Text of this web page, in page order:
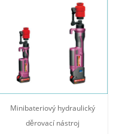
Minibateriový hydraulický
děrovací nástroj